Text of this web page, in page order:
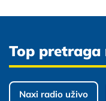
Top
Naxi radio uživo